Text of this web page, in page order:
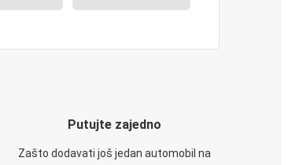
Putujte zajedno
Zašto dodavati još jedan automobil na